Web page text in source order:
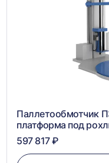
Паллетообмотчик
платформа под
597 817 ₽